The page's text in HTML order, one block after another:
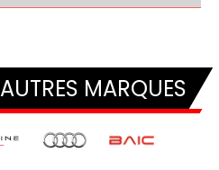
AUTRES MARQUES